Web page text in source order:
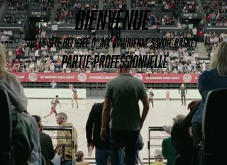
BIENVENUE
SUR LE SITE OFFICIEL D' AIX MAURIENNE SAVOIE BASKET
PARTIE PROFESSIONNELLE